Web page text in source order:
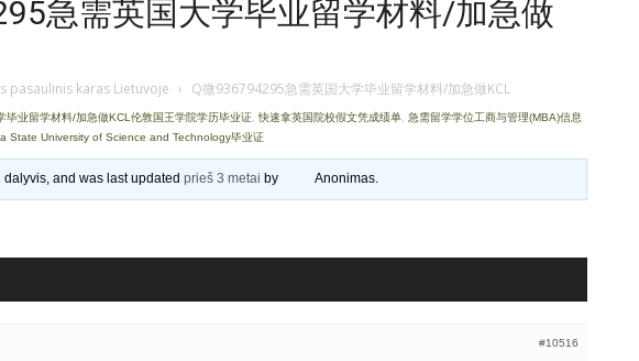
急需英国大学毕业留学材料/加急做
pasaulinis karas Lietuvoje › Q微936794295急需英国大学毕业留学材料/加急做KCL
业留学材料/加急做KCL伦敦国王学院学历毕业证 快速拿英国院校假文凭成绩单 急需留学学位工商与管理(MBA)信息
State University of Science and Technology毕业证
dalyvis, and was last updatedprieš 3 metai by Anonimas.
#10516